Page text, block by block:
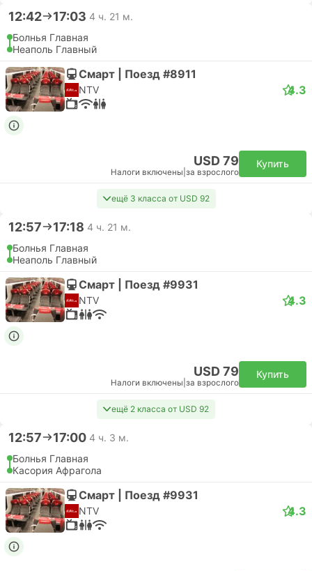
12:42 17:03 4 ч. 21 м.
Болнья Главная
Неаполь Главный
Смарт | Поезд #8911
NTV 4.3
USD 79
Налоги включены за взрослого
Купить
ещё 3 класса от USD 92
12:57 17:18 4 ч. 21 м.
Болнья Главная
Неаполь Главный
Смарт | Поезд #9931
NTV 4.3
USD 79
Налоги включены за взрослого
Купить
ещё 2 класса от USD 92
12:57 17:00 4 ч. 3 м.
Болнья Главная
Касория Афрагола
Смарт | Поезд #9931
NTV 4.3